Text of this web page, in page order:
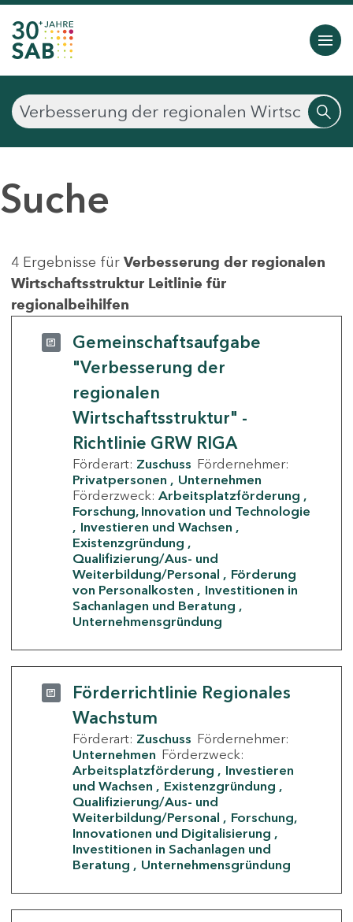
Suche
4 Ergebnisse für Verbesserung der regionalen
Wirtschaftsstruktur Leitlinie für
regionalbeihilfen
Gemeinschaftsaufgabe
"Verbesserung der
regionalen
Wirtschaftsstruktur" -
Richtlinie GRW RIGA
Förderart: Zuschuss Fördernehmer:
Privatpersonen
Unternehmen
Förderzweck: Arbeitsplatzförderung
Forschung, Innovation und Technologie
Investieren und Wachsen
Existenzgründung
Qualifizierung/Aus- und
Weiterbildung/Personal
Förderung
von Personalkosten
Investitionen in
Sachanlagen und Beratung
Unternehmensgründung
Förderrichtlinie Regionales
Wachstum
Förderart: Zuschuss Fördernehmer:
Unternehmen Förderzweck:
Arbeitsplatzförderung
Investieren
und Wachsen
Existenzgründung
Qualifizierung/Aus- und
Weiterbildung/Personal
Forschung,
Innovationen und Digitalisierung
Investitionen in Sachanlagen und
Beratung
Unternehmensgründung